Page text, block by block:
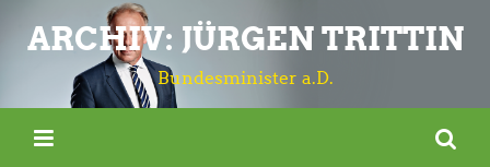
ARCHIV: JÜRGEN TRITTIN
Bundesminister a.D.